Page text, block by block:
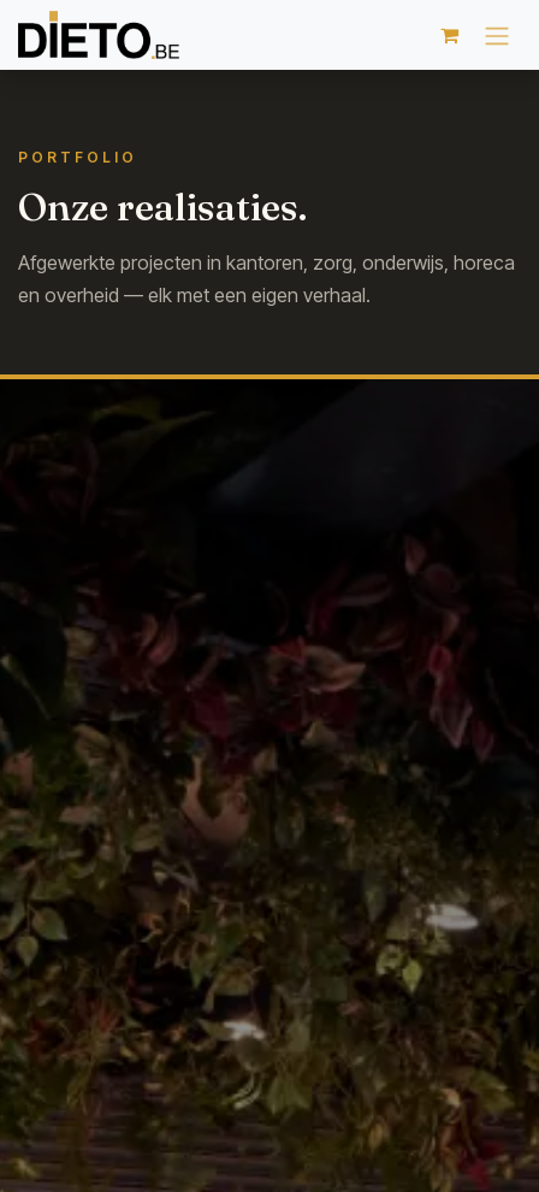
Overslaan naar inhoud
PORTFOLIO
Onze realisaties.
Afgewerkte projecten in kantoren, zorg, onderwijs, horeca
en overheid — elk met een eigen verhaal.